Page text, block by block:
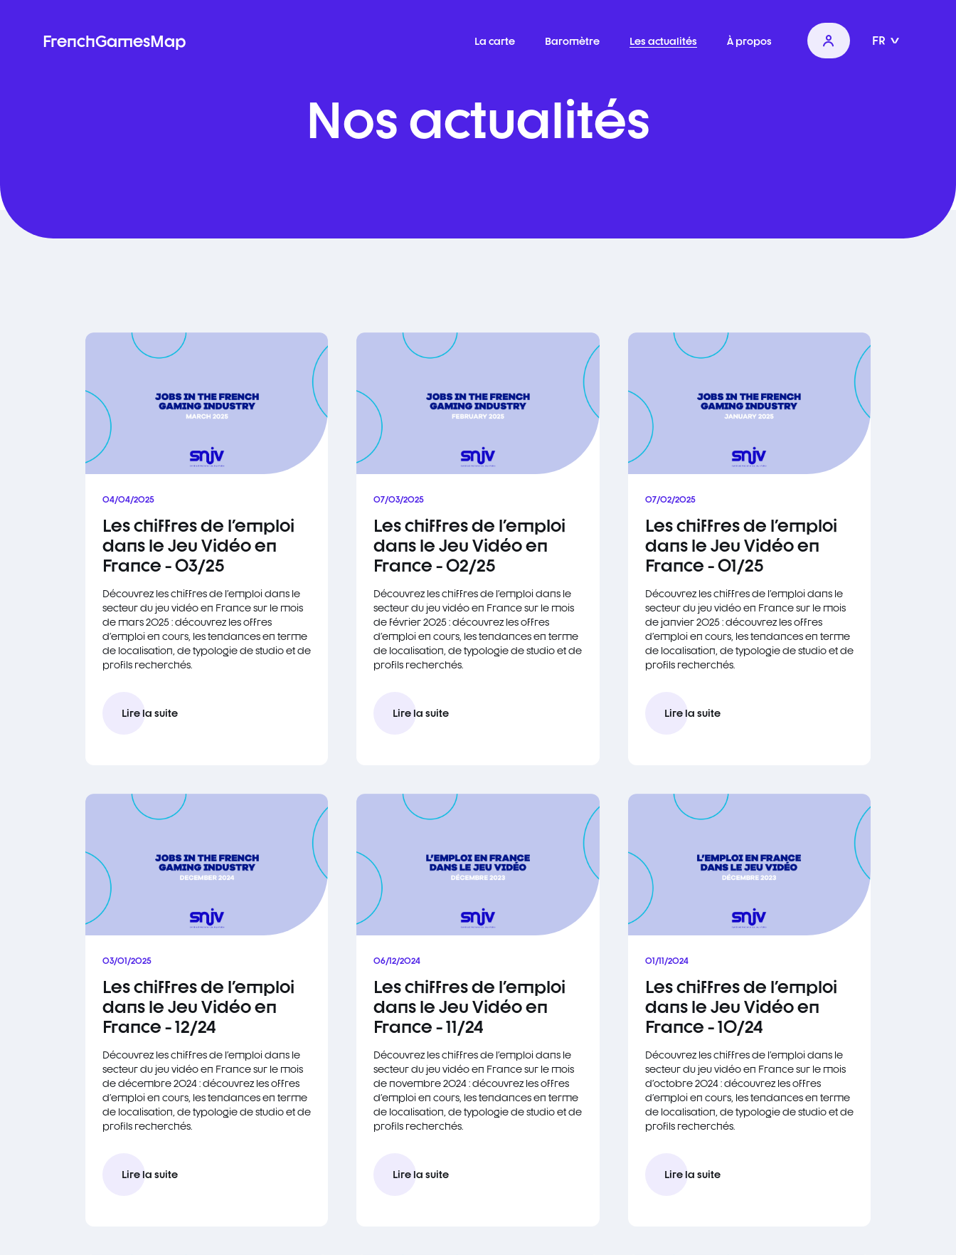
FrenchGamesMap La carte Baromètre Les actualités À propos FR
Nos actualités
04/04/2025
Les chiffres de l'emploi
dans le Jeu Vidéo en
France - 03/25
Découvrez les chiffres de l'emploi dans le
secteur du jeu vidéo en France sur le mois
de mars 2025 : découvrez les offres
d'emploi en cours, les tendances en terme
de localisation, de typologie de studio et de
profils recherchés.
Lire la suite
07/03/2025
Les chiffres de l'emploi
dans le Jeu Vidéo en
France - 02/25
Découvrez les chiffres de l'emploi dans le
secteur du jeu vidéo en France sur le mois
de février 2025 : découvrez les offres
d'emploi en cours, les tendances en terme
de localisation, de typologie de studio et de
profils recherchés.
Lire la suite
07/02/2025
Les chiffres de l'emploi
dans le Jeu Vidéo en
France - 01/25
Découvrez les chiffres de l'emploi dans le
secteur du jeu vidéo en France sur le mois
de janvier 2025 : découvrez les offres
d'emploi en cours, les tendances en terme
de localisation, de typologie de studio et de
profils recherchés.
Lire la suite
03/01/2025
Les chiffres de l'emploi
dans le Jeu Vidéo en
France - 12/24
Découvrez les chiffres de l'emploi dans le
secteur du jeu vidéo en France sur le mois
de décembre 2024 : découvrez les offres
d'emploi en cours, les tendances en terme
de localisation, de typologie de studio et de
profils recherchés.
Lire la suite
06/12/2024
Les chiffres de l'emploi
dans le Jeu Vidéo en
France - 11/24
Découvrez les chiffres de l'emploi dans le
secteur du jeu vidéo en France sur le mois
de novembre 2024 : découvrez les offres
d'emploi en cours, les tendances en terme
de localisation, de typologie de studio et de
profils recherchés.
Lire la suite
01/11/2024
Les chiffres de l'emploi
dans le Jeu Vidéo en
France - 10/24
Découvrez les chiffres de l'emploi dans le
secteur du jeu vidéo en France sur le mois
d'octobre 2024 : découvrez les offres
d'emploi en cours, les tendances en terme
de localisation, de typologie de studio et de
profils recherchés.
Lire la suite